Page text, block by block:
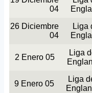
04
26 Diciembre
04
Liga
2 Enero 05
Liga
9 Enero 05
Liga